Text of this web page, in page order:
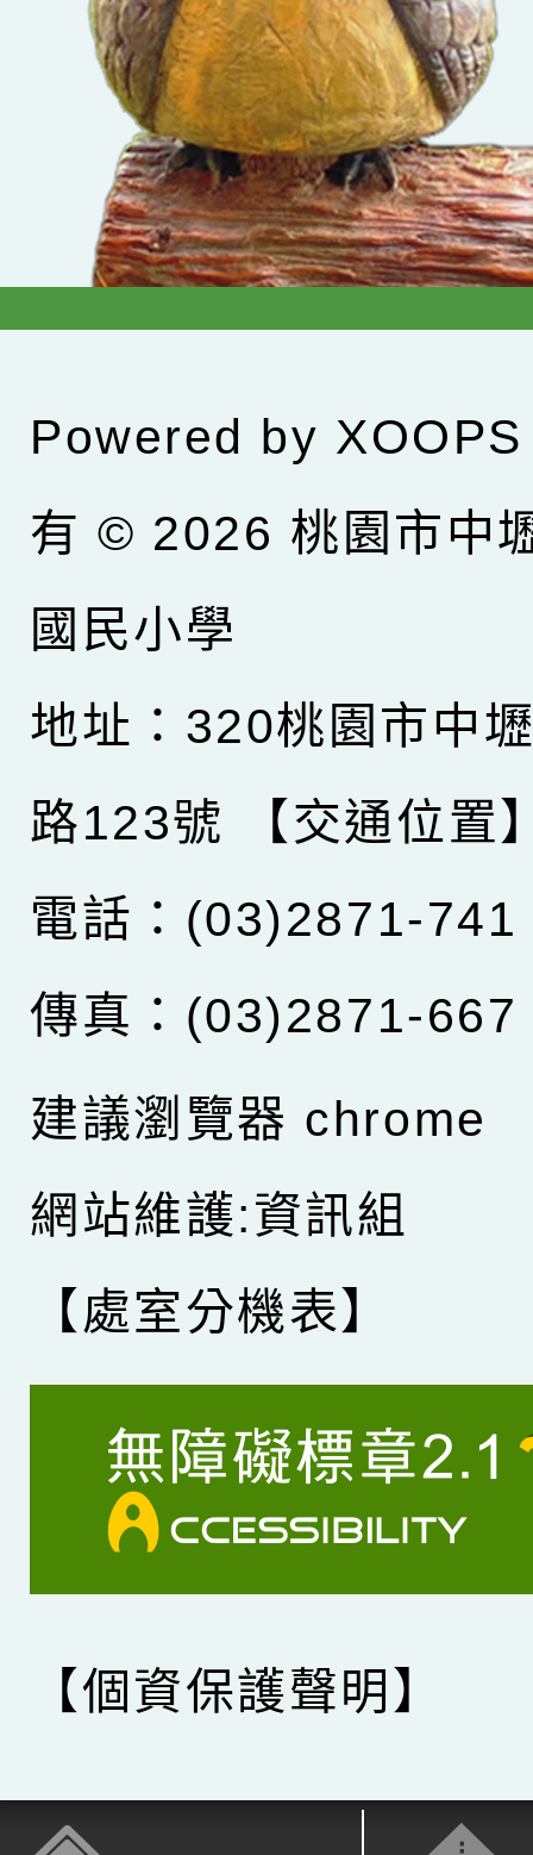
Powered by XOOPS
有 © 2026 桃園市中
國民小學
地址：320桃園市中
路123號
【交通位置
電話：(03)2871-741
傳真：(03)2871-667
建議瀏覽器 chrome
網站維護:資訊組
【處室分機表】
【個資保護聲明】